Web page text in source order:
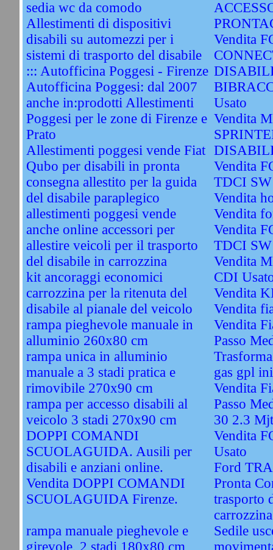
sedia wc da comodo
Allestimenti di dispositivi
disabili su automezzi per i
sistemi di trasporto del disabile
::: Autofficina Poggesi - Firenze
Autofficina Poggesi: dal 2007
anche in:prodotti Allestimenti
Poggesi per le zone di Firenze e
Prato
Allestimenti poggesi vende Fiat
Qubo per disabili in pronta
consegna allestito per la guida
del disabile paraplegico
allestimenti poggesi vende
anche online accessori per
allestire veicoli per il trasporto
del disabile in carrozzina
kit ancoraggi economici
carrozzina per la ritenuta del
disabile al pianale del veicolo
rampa pieghevole manuale in
alluminio 260x80 cm
rampa unica in alluminio
manuale a 3 stadi pratica e
rimovibile 270x90 cm
rampa per accesso disabili al
veicolo 3 stadi 270x90 cm
DOPPI COMANDI
SCUOLAGUIDA. Ausili per
disabili e anziani online.
Vendita DOPPI COMANDI
SCUOLAGUIDA Firenze.
rampa manuale pieghevole e
girevole, 2 stadi 180x80 cm
Vendita
Usato
Vendita
Vendita
TDCI
Vendita
Vendita
Vendita
TDCI
Vendita
CDI
Vendita
Vendita
Vendita
Passo
gas gpl
Vendita
Passo
30 2.3
Vendita
Usato
Ford
Pronta
trasporto
carrozzina
Sedile